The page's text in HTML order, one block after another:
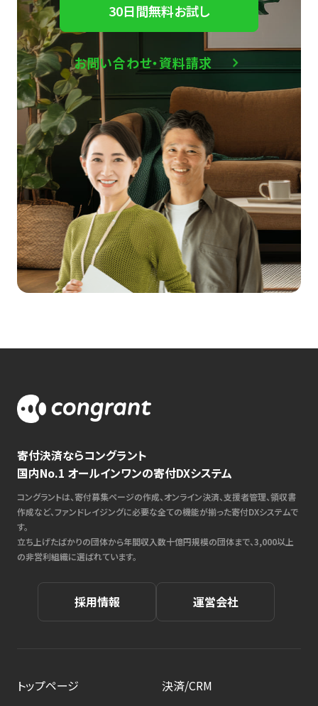
30日間無料お試し
お問い合わせ・資料請求
寄付決済ならコングラント
国内No.1 オールインワンの寄付DXシステム
コングラントは、寄付募集ページの作成、オンライン決済、支援者管理、領収書
作成など、ファンドレイジングに必要な全ての機能が揃った寄付DXシステムで
す。
立ち上げたばかりの団体から年間収入数十億円規模の団体まで、3,000以上
の非営利組織に選ばれています。
採用情報 運営会社
トップページ
決済/CRM